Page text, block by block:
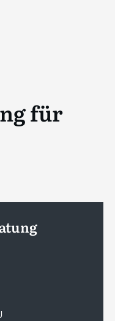
für